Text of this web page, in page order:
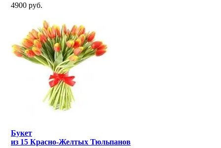
4900 руб.
Букет
из 15 Красно-Желтых Тюльпанов